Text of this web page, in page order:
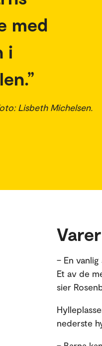
med
i
Lisbeth Michelsen.
– En
Et av de
sier
nederste